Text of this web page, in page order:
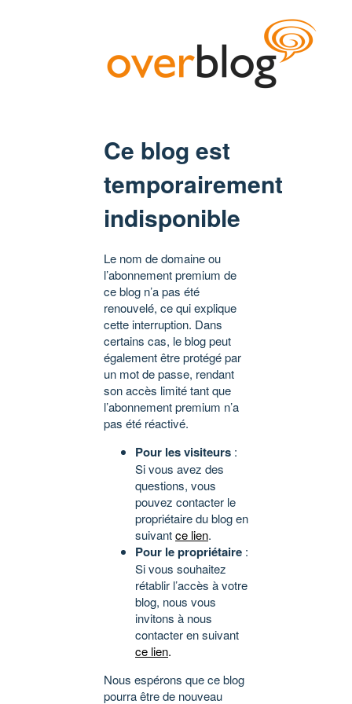
Ce blog est
temporairement
indisponible
Le nom de domaine ou
l’abonnement premium de
ce blog n’a pas été
renouvelé, ce qui explique
cette interruption. Dans
certains cas, le blog peut
également être protégé par
un mot de passe, rendant
son accès limité tant que
l’abonnement premium n’a
pas été réactivé.
Pour les visiteurs :
Si vous avez des
questions, vous
pouvez contacter le
propriétaire du blog en
suivantce lien.
Pour le propriétaire :
Si vous souhaitez
rétablir l’accès à votre
blog, nous vous
invitons à nous
contacter en suivant
ce lien.
Nous espérons que ce blog
pourra être de nouveau